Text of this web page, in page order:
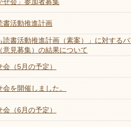
書活動推進計画
読書活動推進計画（素案）」に対する
意見募集）の結果について
（5月の予定）
を開催しました。
（6月の予定）